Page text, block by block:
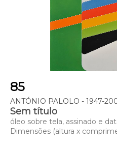
85
ANTÓNIO PALOLO - 1947-
Sem título
óleo sobre tela, assinado e
Dimensões (altura x